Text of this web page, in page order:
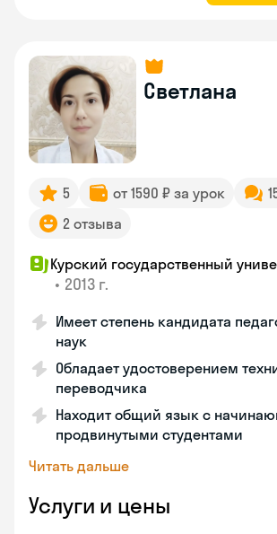
Светлана
5 от 1590 ₽ за урок
2 отзыва
Курский государственный
• 2013 г.
Имеет степень кандидата
наук
Обладает удостоверением
переводчика
Находит общий язык с
продвинутыми студентами
Читать дальше
Услуги и цены